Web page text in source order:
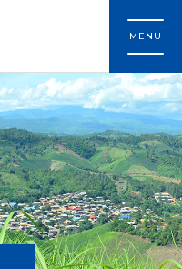
MENU